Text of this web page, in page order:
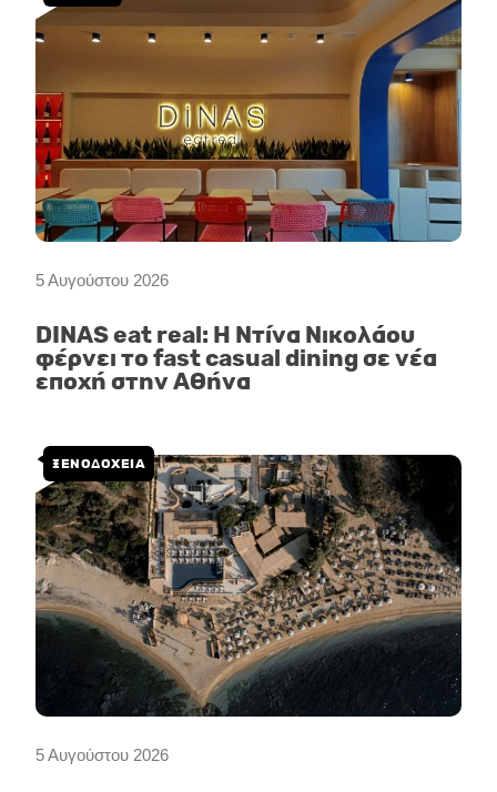
5 Αυγούστου 2026
DINAS eat real: Η Ντίνα Νικολάου
φέρνει το fast casual dining σε νέα
εποχή στην Αθήνα
5 Αυγούστου 2026
ΞΕΝΟΔΟΧΕΙΑ